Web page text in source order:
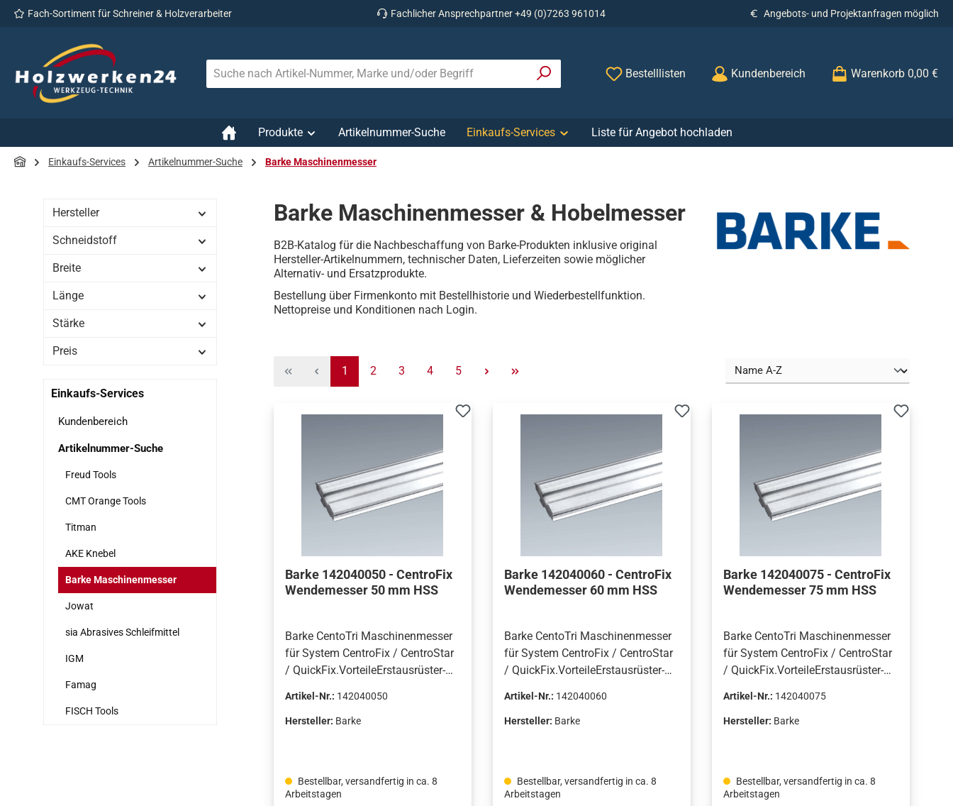
Hauptinhalt springen
Zur Suche springen
Zur Hauptnavigation springen
Fach-Sortiment für Schreiner & Holzverarbeiter Fachlicher Ansprechpartner +49 (0)7263 961014 Angebots- und Projektanfragen möglich
Bestelllisten Kundenbereich Warenkorb 0,00 €
Produkte Artikelnummer-Suche Einkaufs-Services Liste für Angebot hochladen
Einkaufs-Services Artikelnummer-Suche Barke Maschinenmesser
Hersteller
Schneidstoff
Breite
Länge
Stärke
Preis
Einkaufs-Services
Kundenbereich
Artikelnummer-Suche
Freud Tools
CMT Orange Tools
Titman
AKE Knebel
Barke Maschinenmesser
Jowat
sia Abrasives Schleifmittel
IGM
Famag
FISCH Tools
Barke Maschinenmesser & Hobelmesser
B2B-Katalog für die Nachbeschaffung von Barke-Produkten inklusive original
Hersteller-Artikelnummern, technischer Daten, Lieferzeiten sowie möglicher
Alternativ- und Ersatzprodukte.
Bestellung über Firmenkonto mit Bestellhistorie und Wiederbestellfunktion.
Nettopreise und Konditionen nach Login.
Seite
1 Seite
2 Seite
3 Seite
4 Seite
5
Barke 142040050 - CentroFix
Wendemesser 50 mm HSS
Barke CentoTri Maschinenmesser
für System CentroFix / CentroStar
/ QuickFix.VorteileErstausrüster-
Deutschland.Hohe
Bruchsicherheit.Hervorragende
Artikel-Nr.: 142040050
Hersteller: Barke
Bestellbar, versandfertig in ca. 8
Arbeitstagen
Barke 142040060 - CentroFix
Wendemesser 60 mm HSS
Barke CentoTri Maschinenmesser
für System CentroFix / CentroStar
/ QuickFix.VorteileErstausrüster-
Deutschland.Hohe
Bruchsicherheit.Hervorragende
Artikel-Nr.: 142040060
Hersteller: Barke
Bestellbar, versandfertig in ca. 8
Arbeitstagen
Barke 142040075 - CentroFix
Wendemesser 75 mm HSS
Barke CentoTri Maschinenmesser
für System CentroFix / CentroStar
/ QuickFix.VorteileErstausrüster-
Deutschland.Hohe
Bruchsicherheit.Hervorragende
Artikel-Nr.: 142040075
Hersteller: Barke
Bestellbar, versandfertig in ca. 8
Arbeitstagen